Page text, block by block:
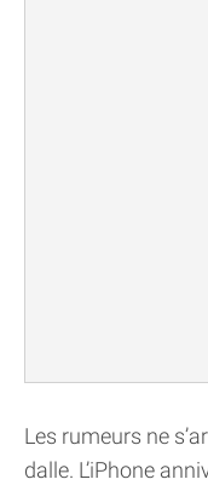
Les rumeurs ne
dalle. L’iPhone